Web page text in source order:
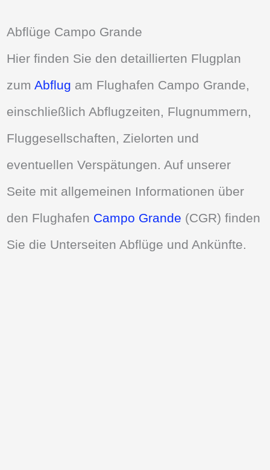
Abflüge Campo Grande
Hier finden Sie den detaillierten Flugplan
zumAbflug am Flughafen Campo Grande,
einschließlich Abflugzeiten, Flugnummern,
Fluggesellschaften, Zielorten und
eventuellen Verspätungen. Auf unserer
Seite mit allgemeinen Informationen über
den Flughafen Campo Grande (CGR) finden
Sie die Unterseiten Abflüge und Ankünfte.